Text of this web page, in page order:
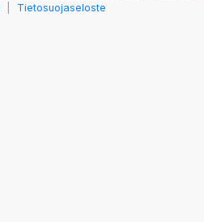
Tietosuojaseloste